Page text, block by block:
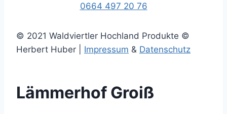
0664 497 20 76
© 2021 Waldviertler Hochland Produkte ©
Herbert Huber | Impressum & Datenschutz
Lämmerhof Groiß